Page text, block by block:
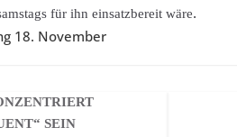
für ihn einsatzbereit wäre.
18. November
SEIN